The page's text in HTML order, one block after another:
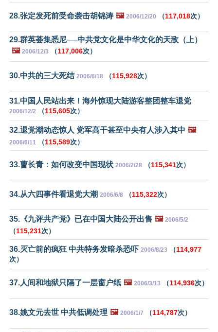
28.张定发死前受命袭击胡锦涛 🖼️ 2006/12/20 （117,018次）
29.群英荟集悉尼──中共党文化是中华文化的天敌（上）
🖼️ 2006/12/3 （117,006次）
30.中共的三大死结 2006/6/18 （115,928次）
31.中国人民站出来！海外惊现大陆游客整团整车退党
2006/12/2 （115,605次）
32.退党潮动态惊人 党军高干甚至中央有人涉入其中 🖼️
2006/6/11 （115,589次）
33.曹长青：如何改变中国现状 2006/2/28 （115,341次）
34.从六四事件看退党大潮 2006/6/8 （115,322次）
35.《九评共产党》已在中国大陆公开出售 🖼️ 2006/5/2
（115,231次）
36.灭亡前的疯狂 中共特务发暗杀恐吓 2006/8/23 （114,977
次）
37.人间和地狱只隔了一层窗户纸 🖼️ 2006/3/13 （114,936次）
38.姚文元去世 中共低调处理 🖼️ 2006/1/7 （114,787次）